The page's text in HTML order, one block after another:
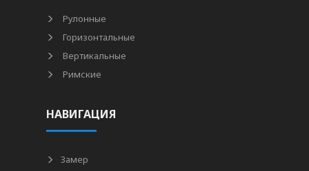
Рулонные
Горизонтальные
Вертикальные
Римские
НАВИГАЦИЯ
Замер